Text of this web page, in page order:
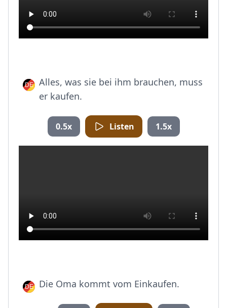
Alles, was sie bei ihm brauchen, muss
er kaufen.
0.5x Listen 1.5x
Die Oma kommt vom Einkaufen.